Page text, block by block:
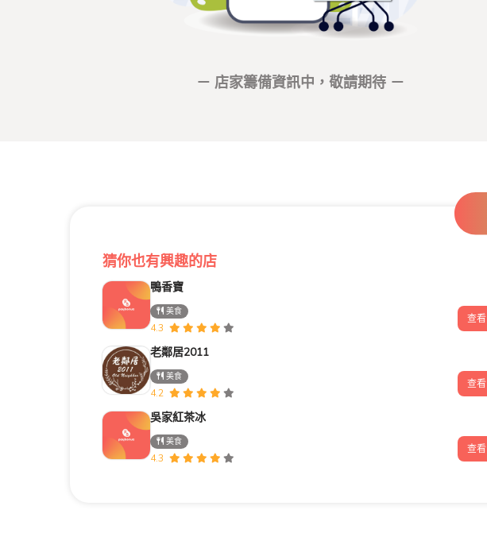
－ 店家籌備資訊中，敬請期待 －
猜你也有興趣的店
鴨香寶
美食
4.3
查看
老鄰居2011
美食
4.2
查看
吳家紅茶冰
美食
4.3
查看